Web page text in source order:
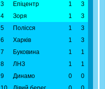
3
Епіцентр 1
3
4
Зоря 1
3
5
Полісся 1
3
6
Харків 1
3
7
Буковина 1
1
8
ЛНЗ 1
1
9
Динамо 0
0